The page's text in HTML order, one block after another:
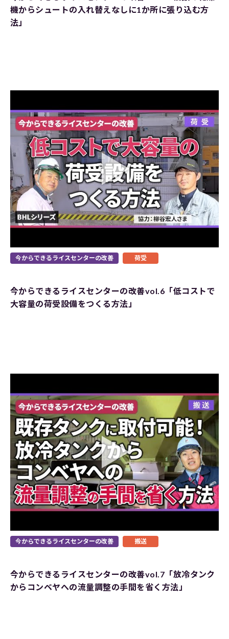
機からシュートの入れ替えなしに1か所に張り込む方
法」
今からできるライスセンターの改善 荷受
今からできるライスセンターの改善vol.6「低コストで
大容量の荷受設備をつくる方法」
今からできるライスセンターの改善 搬送
今からできるライスセンターの改善vol.7「放冷タンク
からコンベヤへの流量調整の手間を省く方法」